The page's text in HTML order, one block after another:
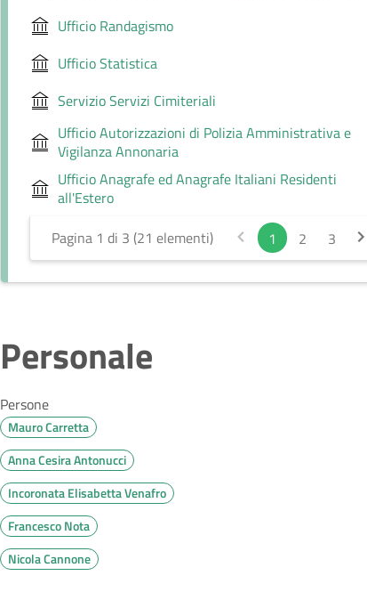
Ufficio Randagismo
Ufficio Statistica
Servizio Servizi Cimiteriali
Ufficio Autorizzazioni di Polizia Amministrativa e
Vigilanza Annonaria
Ufficio Anagrafe ed Anagrafe Italiani Residenti
all'Estero
Pagina 1 di 3 (21 elementi)
1 2 3
Personale
Persone
Mauro Carretta
Anna Cesira Antonucci
Incoronata Elisabetta Venafro
Francesco Nota
Nicola Cannone